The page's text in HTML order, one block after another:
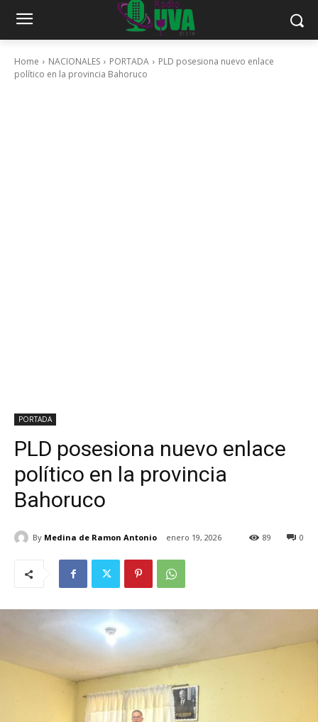
Home NACIONALES PORTADA
PLD posesiona nuevo enlace
político en la provincia Bahoruco
PORTADA
PLD posesiona nuevo enlace
político en la provincia
Bahoruco
By Medina de Ramon Antonio enero 19, 2026 0
89